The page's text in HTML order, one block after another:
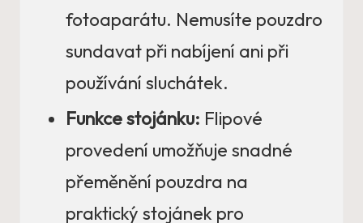
fotoaparátu. Nemusíte pouzdro
sundavat při nabíjení ani při
používání sluchátek.
Funkce stojánku: Flipové
provedení umožňuje snadné
přeměnění pouzdra na
praktický stojánek pro